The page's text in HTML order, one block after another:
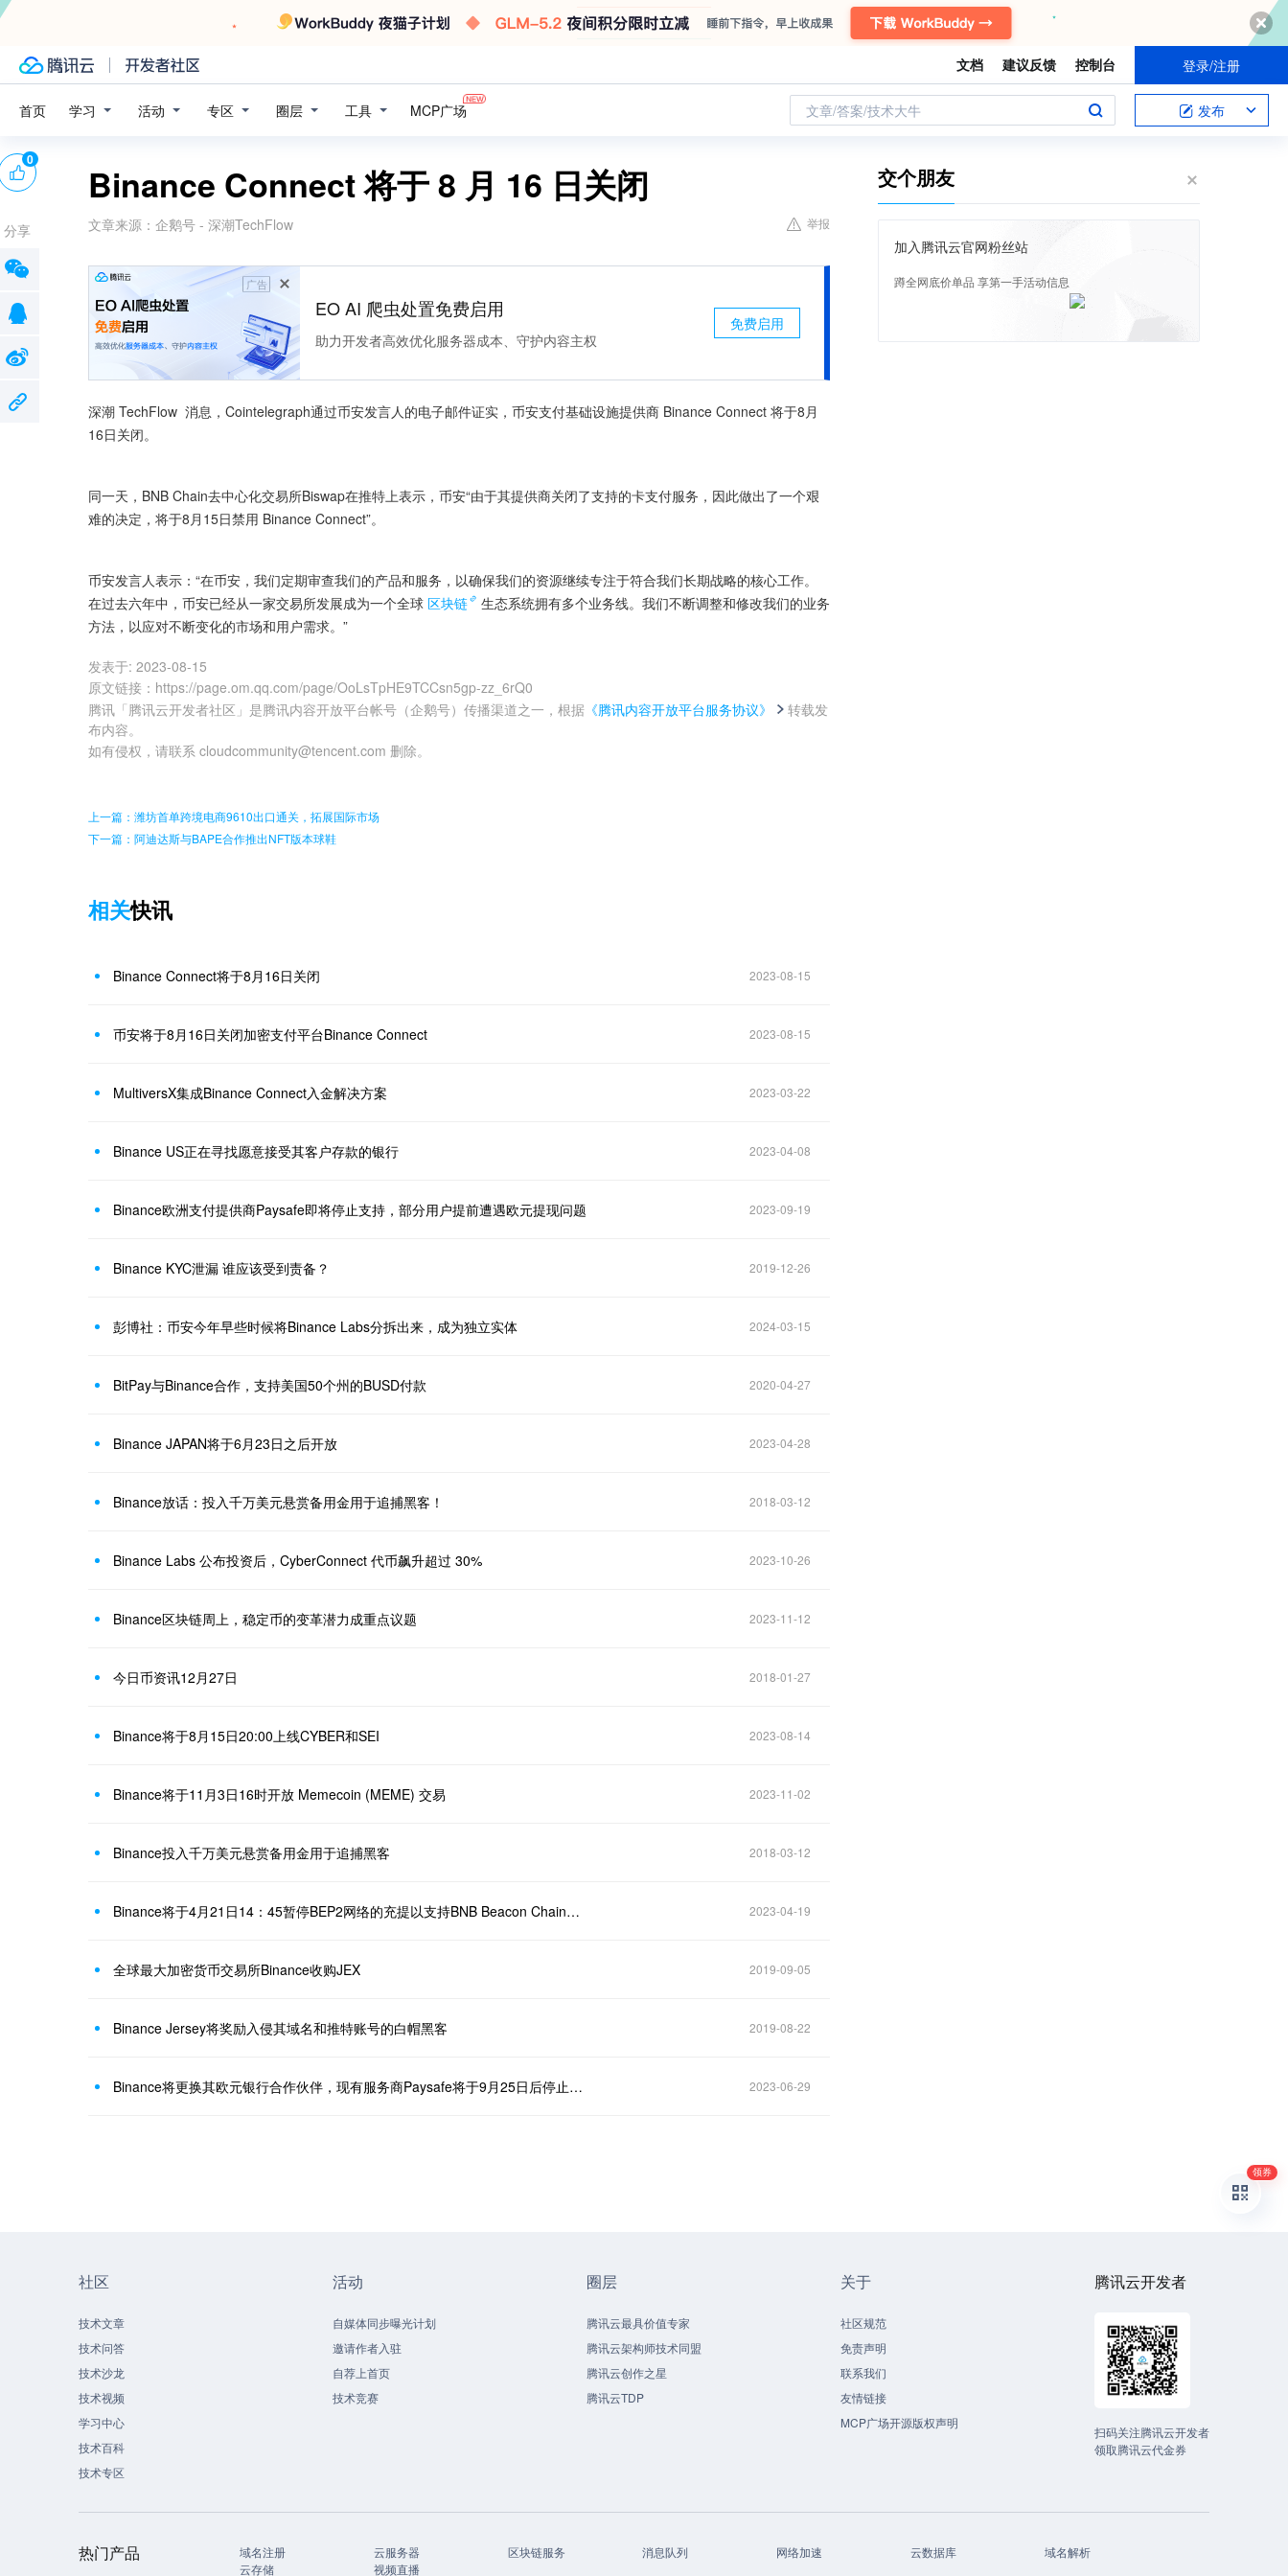
文档 建议反馈 控制台 登录/注册
首页 学习 活动 专区 圈层 工具 MCP广场 文章/答案/技术大牛 发布
Binance Connect 将于 8 月 16 日关闭
文章来源： 企鹅号 - 深潮TechFlow 举报
广告
EO AI 爬虫处置免费启用
助力开发者高效优化服务器成本、守护内容主权
免费启用
深潮 TechFlow  消息，Cointelegraph通过币安发言人的电子邮件证实，币安支付基础设施提供商 Binance Connect 将于8月
16日关闭。
同一天，BNB Chain去中心化交易所Biswap在推特上表示，币安“由于其提供商关闭了支持的卡支付服务，因此做出了一个艰
难的决定，将于8月15日禁用 Binance Connect”。
币安发言人表示：“在币安，我们定期审查我们的产品和服务，以确保我们的资源继续专注于符合我们长期战略的核心工作。
在过去六年中，币安已经从一家交易所发展成为一个全球 区块链
生态系统拥有多个业务线。我们不断调整和修改我们的业务
方法，以应对不断变化的市场和用户需求。”
发表于: 2023-08-15
原文链接 ： https://page.om.qq.com/page/OoLsTpHE9TCCsn5gp-zz_6rQ0
腾讯「腾讯云开发者社区」是腾讯内容开放平台帐号（企鹅号）传播渠道之一，根据 《腾讯内容开放平台服务协议》
转载发
布内容。
如有侵权，请联系 cloudcommunity@tencent.com 删除。
0
分享
上一篇：潍坊首单跨境电商9610出口通关，拓展国际市场
下一篇：阿迪达斯与BAPE合作推出NFT版本球鞋
相关快讯
Binance Connect将于8月16日关闭 2023-08-15
币安将于8月16日关闭加密支付平台Binance Connect 2023-08-15
MultiversX集成Binance Connect入金解决方案 2023-03-22
Binance US正在寻找愿意接受其客户存款的银行 2023-04-08
Binance欧洲支付提供商Paysafe即将停止支持，部分用户提前遭遇欧元提现问题 2023-09-19
Binance KYC泄漏 谁应该受到责备？ 2019-12-26
彭博社：币安今年早些时候将Binance Labs分拆出来，成为独立实体 2024-03-15
BitPay与Binance合作，支持美国50个州的BUSD付款 2020-04-27
Binance JAPAN将于6月23日之后开放 2023-04-28
Binance放话：投入千万美元悬赏备用金用于追捕黑客！ 2018-03-12
Binance Labs 公布投资后，Cyber​​Connect 代币飙升超过 30% 2023-10-26
Binance区块链周上，稳定币的变革潜力成重点议题 2023-11-12
今日币资讯12月27日 2018-01-27
Binance将于8月15日20:00上线CYBER和SEI 2023-08-14
Binance将于11月3日16时开放 Memecoin (MEME) 交易 2023-11-02
Binance投入千万美元悬赏备用金用于追捕黑客 2018-03-12
Binance将于4月21日14：45暂停BEP2网络的充提以支持BNB Beacon Chain网络升级 2023-04-19
全球最大加密货币交易所Binance收购JEX 2019-09-05
Binance Jersey将奖励入侵其域名和推特账号的白帽黑客 2019-08-22
Binance将更换其欧元银行合作伙伴，现有服务商Paysafe将于9月25日后停止为其提供支持 2023-06-29
交个朋友
加入腾讯云官网粉丝站
蹲全网底价单品 享第一手活动信息
社区
技术文章
技术问答
技术沙龙
技术视频
学习中心
技术百科
技术专区
活动
自媒体同步曝光计划
邀请作者入驻
自荐上首页
技术竞赛
圈层
腾讯云最具价值专家
腾讯云架构师技术同盟
腾讯云创作之星
腾讯云TDP
关于
社区规范
免责声明
联系我们
友情链接
MCP广场开源版权声明
腾讯云开发者
扫码关注腾讯云开发者
领取腾讯云代金券
热门产品 域名注册 云服务器 区块链服务 消息队列 网络加速 云数据库
域名解析
云存储
视频直播
领券